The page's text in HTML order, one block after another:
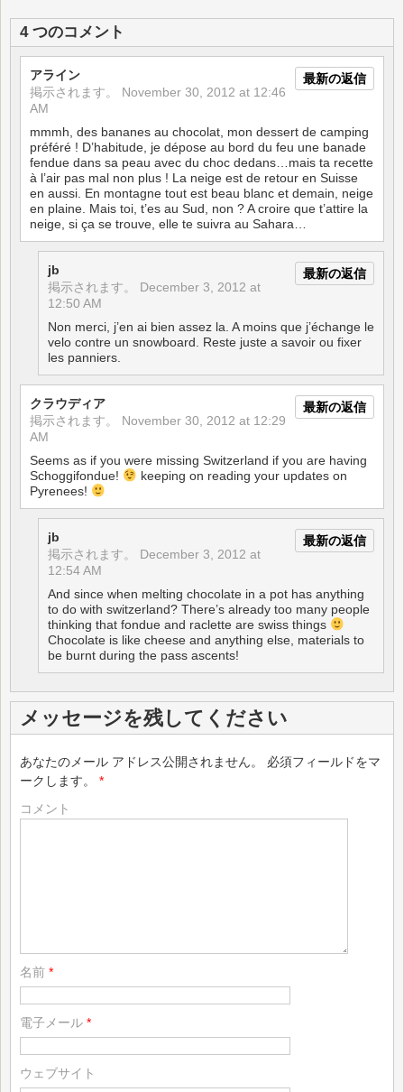
4 つのコメント
最新の返信
アライン
掲示されます。 November 30, 2012 at 12:46
AM
mmmh, des bananes au chocolat, mon dessert de camping
préféré ! D’habitude, je dépose au bord du feu une banade
fendue dans sa peau avec du choc dedans…mais ta recette
à l’air pas mal non plus ! La neige est de retour en Suisse
en aussi. En montagne tout est beau blanc et demain, neige
en plaine. Mais toi, t’es au Sud, non ? A croire que t’attire la
neige, si ça se trouve, elle te suivra au Sahara…
最新の返信
jb
掲示されます。 December 3, 2012 at
12:50 AM
Non merci, j’en ai bien assez la. A moins que j’échange le
velo contre un snowboard. Reste juste a savoir ou fixer
les panniers.
最新の返信
クラウディア
掲示されます。 November 30, 2012 at 12:29
AM
Seems as if you were missing Switzerland if you are having
Schoggifondue!
keeping on reading your updates on
Pyrenees!
最新の返信
jb
掲示されます。 December 3, 2012 at
12:54 AM
And since when melting chocolate in a pot has anything
to do with switzerland? There’s already too many people
thinking that fondue and raclette are swiss things
Chocolate is like cheese and anything else, materials to
be burnt during the pass ascents!
メッセージを残してください
あなたのメール アドレス公開されません。
必須フィールドをマ
ークします。 *
コメント
名前 *
電子メール *
ウェブサイト